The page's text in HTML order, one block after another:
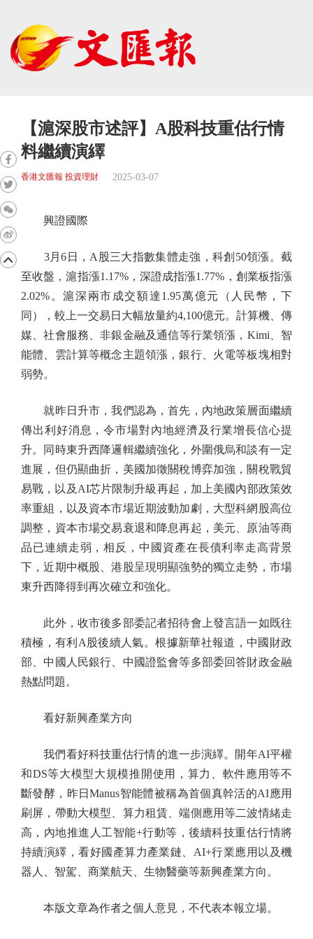
【滬深股市述評】A股科技重估行情
料繼續演繹
香港文匯報 投資理財 2025-03-07
興證國際
3月6日，A股三大指數集體走強，科創50領漲。截
至收盤，滬指漲1.17%，深證成指漲1.77%，創業板指漲
2.02%。滬深兩市成交額達1.95萬億元（人民幣，下
同），較上一交易日大幅放量約4,100億元。計算機、傳
媒、社會服務、非銀金融及通信等行業領漲，Kimi、智
能體、雲計算等概念主題領漲，銀行、火電等板塊相對
弱勢。
就昨日升市，我們認為，首先，內地政策層面繼續
傳出利好消息，令市場對內地經濟及行業增長信心提
升。同時東升西降邏輯繼續強化，外圍俄烏和談有一定
進展，但仍顯曲折，美國加徵關稅博弈加強，關稅戰貿
易戰，以及AI芯片限制升級再起，加上美國內部政策效
率重組，以及資本市場近期波動加劇，大型科網股高位
調整，資本市場交易衰退和降息再起，美元、原油等商
品已連續走弱，相反，中國資產在長債利率走高背景
下，近期中概股、港股呈現明顯強勢的獨立走勢，市場
東升西降得到再次確立和強化。
此外，收市後多部委記者招待會上發言語一如既往
積極，有利A股後續人氣。根據新華社報道，中國財政
部、中國人民銀行、中國證監會等多部委回答財政金融
熱點問題。
看好新興產業方向
我們看好科技重估行情的進一步演繹。開年AI平權
和DS等大模型大規模推開使用，算力、軟件應用等不
斷發酵，昨日Manus智能體被稱為首個真幹活的AI應用
刷屏，帶動大模型、算力租賃、端側應用等二波情緒走
高，內地推進人工智能+行動等，後續科技重估行情將
持續演繹，看好國產算力產業鏈、AI+行業應用以及機
器人、智駕、商業航天、生物醫藥等新興產業方向。
本版文章為作者之個人意見，不代表本報立場。